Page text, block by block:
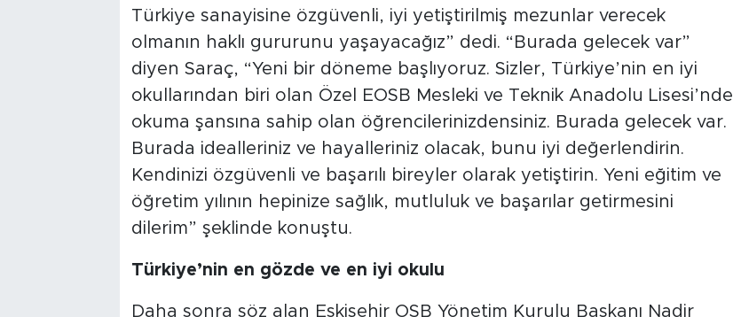
Türkiye sanayisine özgüvenli, iyi yetiştirilmiş mezunlar verecek
olmanın haklı gururunu yaşayacağız” dedi. “Burada gelecek var”
diyen Saraç, “Yeni bir döneme başlıyoruz. Sizler, Türkiye’nin en iyi
okullarından biri olan Özel EOSB Mesleki ve Teknik Anadolu Lisesi’nde
okuma şansına sahip olan öğrencilerinizdensiniz. Burada gelecek var.
Burada idealleriniz ve hayalleriniz olacak, bunu iyi değerlendirin.
Kendinizi özgüvenli ve başarılı bireyler olarak yetiştirin. Yeni eğitim ve
öğretim yılının hepinize sağlık, mutluluk ve başarılar getirmesini
dilerim” şeklinde konuştu.
Türkiye’nin en gözde ve en iyi okulu
Daha sonra söz alan Eskişehir OSB Yönetim Kurulu Başkanı Nadir